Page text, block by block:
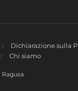
Dichiarazione sulla
Chi siamo